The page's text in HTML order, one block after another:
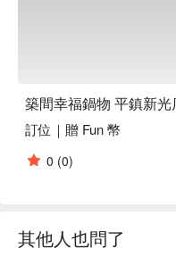
築間幸福鍋物 平鎮新光
訂位｜贈 Fun 幣
0 (0)
其他人也問了